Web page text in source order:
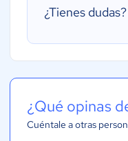
¿Tienes dudas?
¿Qué opinas
Cuéntale a otras